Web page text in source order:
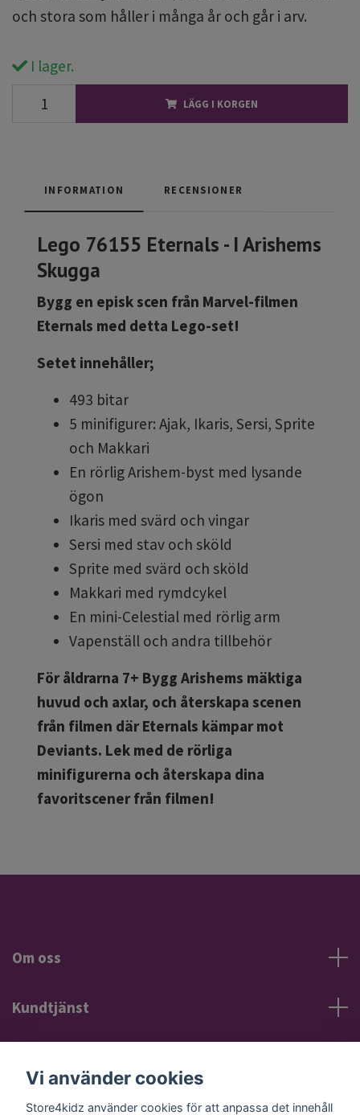
och stora som håller i många år och går i arv.
I lager.
LÄGG I KORGEN
INFORMATION RECENSIONER
Lego 76155 Eternals - I Arishems
Skugga
Bygg en episk scen från Marvel-filmen
Eternals med detta Lego-set!
Setet innehåller;
493 bitar
5 minifigurer: Ajak, Ikaris, Sersi, Sprite
och Makkari
En rörlig Arishem-byst med lysande
ögon
Ikaris med svärd och vingar
Sersi med stav och sköld
Sprite med svärd och sköld
Makkari med rymdcykel
En mini-Celestial med rörlig arm
Vapenställ och andra tillbehör
För åldrarna 7+ Bygg Arishems mäktiga
huvud och axlar, och återskapa scenen
från filmen där Eternals kämpar mot
Deviants. Lek med de rörliga
minifigurerna och återskapa dina
favoritscener från filmen!
Om oss
Kundtjänst
Sociala medier
Vi använder cookies
Store4kidz använder cookies för att anpassa det innehåll